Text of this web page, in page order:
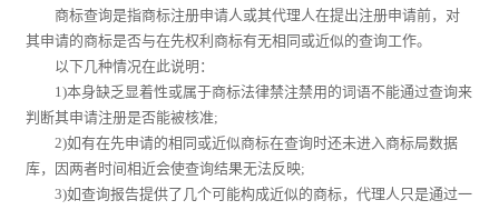
商标查询是指商标注册申请人或其代理人在提出注册申请前，对
其申请的商标是否与在先权利商标有无相同或近似的查询工作。
以下几种情况在此说明：
1)本身缺乏显着性或属于商标法律禁注禁用的词语不能通过查询来
判断其申请注册是否能被核准;
2)如有在先申请的相同或近似商标在查询时还未进入商标局数据
库，因两者时间相近会使查询结果无法反映;
3)如查询报告提供了几个可能构成近似的商标，代理人只是通过一